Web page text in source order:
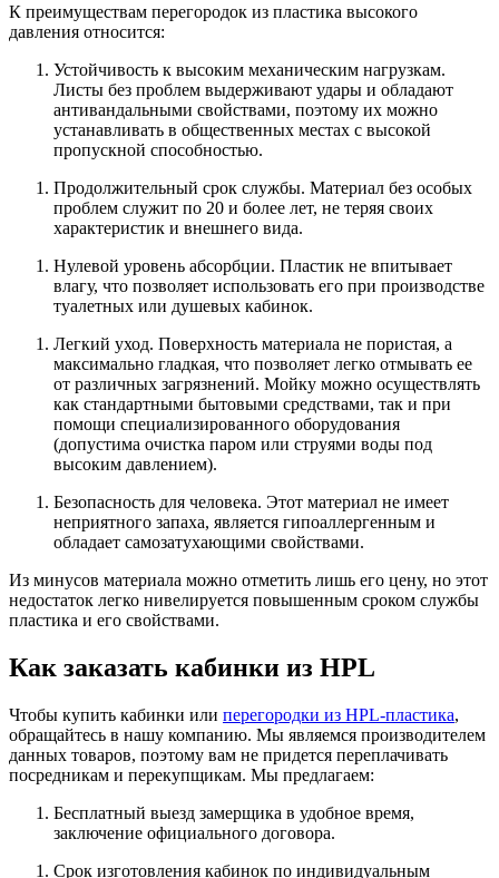
К преимуществам перегородок из пластика высокого
давления относится:
Устойчивость к высоким механическим нагрузкам.
Листы без проблем выдерживают удары и обладают
антивандальными свойствами, поэтому их можно
устанавливать в общественных местах с высокой
пропускной способностью.
Продолжительный срок службы. Материал без особых
проблем служит по 20 и более лет, не теряя своих
характеристик и внешнего вида.
Нулевой уровень абсорбции. Пластик не впитывает
влагу, что позволяет использовать его при производстве
туалетных или душевых кабинок.
Легкий уход. Поверхность материала не пористая, а
максимально гладкая, что позволяет легко отмывать ее
от различных загрязнений. Мойку можно осуществлять
как стандартными бытовыми средствами, так и при
помощи специализированного оборудования
(допустима очистка паром или струями воды под
высоким давлением).
Безопасность для человека. Этот материал не имеет
неприятного запаха, является гипоаллергенным и
обладает самозатухающими свойствами.
Из минусов материала можно отметить лишь его цену, но этот
недостаток легко нивелируется повышенным сроком службы
пластика и его свойствами.
Как заказать кабинки из HPL
Чтобы купить кабинки или перегородки из HPL-пластика,
обращайтесь в нашу компанию. Мы являемся производителем
данных товаров, поэтому вам не придется переплачивать
посредникам и перекупщикам. Мы предлагаем:
Бесплатный выезд замерщика в удобное время,
заключение официального договора.
Срок изготовления кабинок по индивидуальным